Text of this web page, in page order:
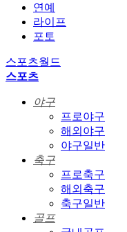
연예
라이프
포토
스포츠월드
스포츠
야구
프로야구
해외야구
야구일반
축구
프로축구
해외축구
축구일반
골프